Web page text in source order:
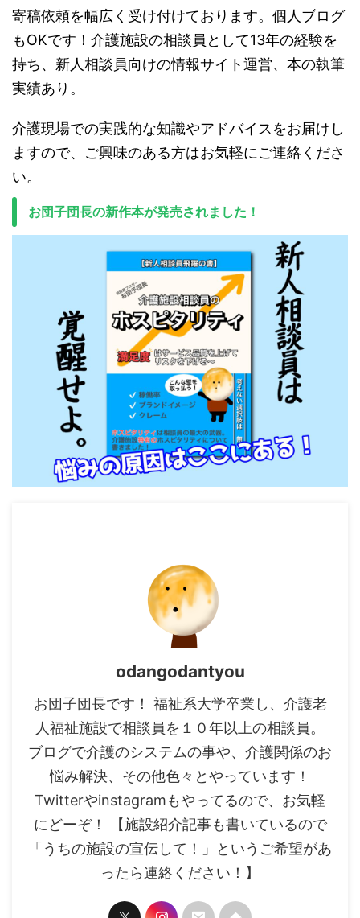
寄稿依頼を幅広く受け付けております。個人ブログ
もOKです！介護施設の相談員として13年の経験を
持ち、新人相談員向けの情報サイト運営、本の執筆
実績あり。
介護現場での実践的な知識やアドバイスをお届けし
ますので、ご興味のある方はお気軽にご連絡くださ
い。
お団子団長の新作本が発売されました！
odangodantyou
お団子団長です！ 福祉系大学卒業し、介護老
人福祉施設で相談員を１０年以上の相談員。
ブログで介護のシステムの事や、介護関係のお
悩み解決、その他色々とやっています！
Twitterやinstagramもやってるので、お気軽
にどーぞ！ 【施設紹介記事も書いているので
「うちの施設の宣伝して！」というご希望があ
ったら連絡ください！】